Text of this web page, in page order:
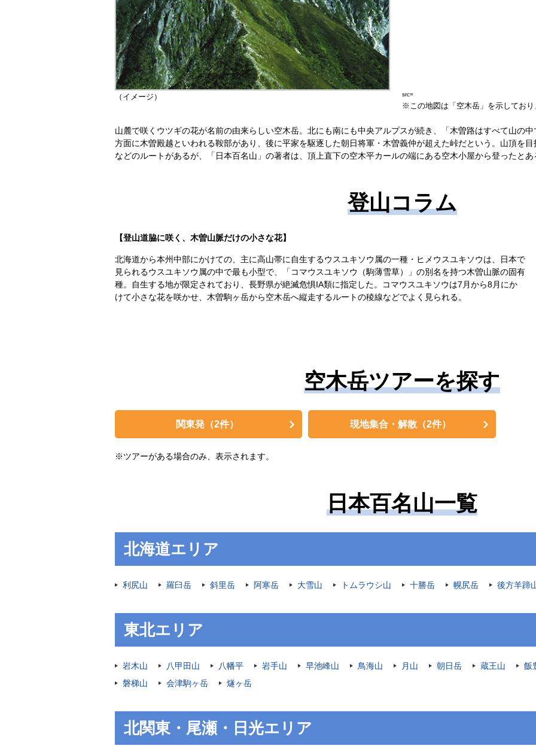
src=
※この地図は「空木岳」を示しており
（イメージ）
山麓で咲くウツギの花が名前の由来らしい空木岳。北にも南にも中央アルプスが続き、「木曽路はすべて山の
方面に木曽殿越といわれる鞍部があり、後に平家を駆逐した朝日将軍・木曽義仲が超えた峠だという。山頂を
などのルートがあるが、「日本百名山」の著者は、頂上直下の空木平カールの端にある空木小屋から登ったとあ
登山コラム
【登山道脇に咲く、木曽山脈だけの小さな花】
北海道から本州中部にかけての、主に高山帯に自生するウスユキソウ属の一種・ヒメウスユキソウは、日本で
見られるウスユキソウ属の中で最も小型で、「コマウスユキソウ（駒薄雪草）」の別名を持つ木曽山脈の固有
種。自生する地が限定されており、長野県が絶滅危惧IA類に指定した。コマウスユキソウは7月から8月にか
けて小さな花を咲かせ、木曽駒ヶ岳から空木岳へ縦走するルートの稜線などでよく見られる。
空木岳ツアーを探す
関東発（2件） 現地集合・解散（2件）
※ツアーがある場合のみ、表示されます。
日本百名山一覧
北海道エリア
利尻山 羅臼岳 斜里岳 阿寒岳 大雪山 トムラウシ山 十勝岳 幌尻岳 後方羊蹄
東北エリア
岩木山 八甲田山 八幡平 岩手山 早池峰山 鳥海山 月山 朝日岳 蔵王山
飯
磐梯山
会津駒ヶ岳 燧ヶ岳
北関東・尾瀬・日光エリア